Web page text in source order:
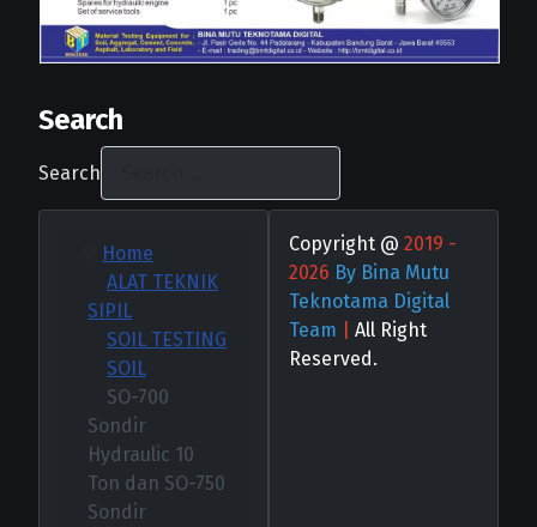
Search
Search
Home
ALAT TEKNIK
SIPIL
SOIL TESTING
SOIL
SO-700
Sondir
Hydraulic 10
Ton dan SO-750
Sondir
Copyright @ 2019 -
2026 By Bina Mutu
Teknotama Digital
Team
All Right
Reserved.